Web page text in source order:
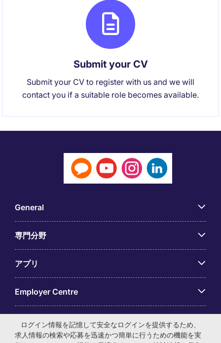
Submit your CV
Submit your CV to register with us and we will
contact you if a suitable role becomes available.
General
専門分野
アプリ
Employer Centre
ログイン情報を記憶して安全なログインを提供するため、
求人情報の検索や応募を迅速かつ簡単に行うための機能を実